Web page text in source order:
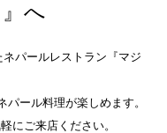
』へ
パールレストラン『マジ
ール料理が楽しめます。
にご来店ください。